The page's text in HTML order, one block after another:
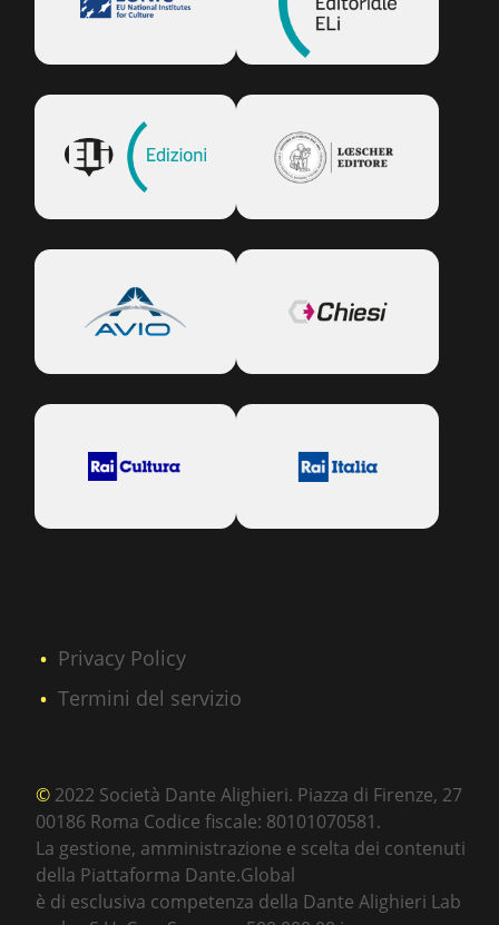
Privacy Policy
Termini del servizio
© 2022 Società Dante Alighieri. Piazza di Firenze, 27
00186 Roma Codice fiscale: 80101070581.
La gestione, amministrazione e scelta dei contenuti
della Piattaforma Dante.Global
è di esclusiva competenza della Dante Alighieri Lab